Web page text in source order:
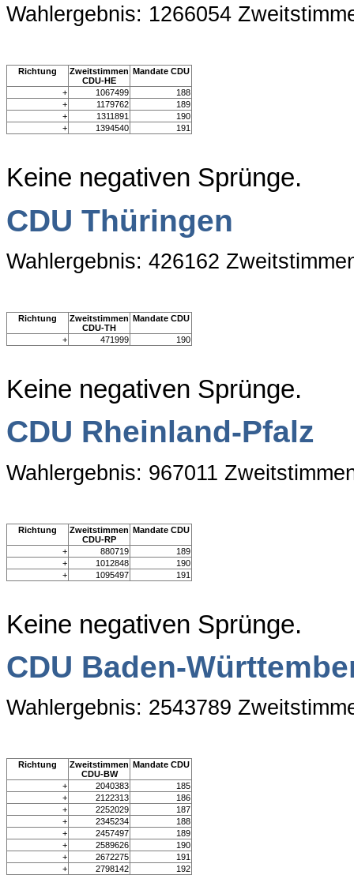
Wahlergebnis: 1266054
Richtung
Zweitstimmen
CDU-HE
Mandate CDU
+ 1067499
188
+
1179762
189
+
1311891
190
+
1394540 191
Keine negativen Sprünge.
CDU Thüringen
Wahlergebnis: 426162
Richtung
Zweitstimmen
CDU-TH
Mandate CDU
+ 471999 190
Keine negativen Sprünge.
CDU Rheinland-Pfalz
Wahlergebnis: 967011
Richtung
Zweitstimmen
CDU-RP
Mandate CDU
+ 880719
189
+
1012848
190
+
1095497 191
Keine negativen Sprünge.
CDU Baden-
Wahlergebnis: 2543789
Richtung
Zweitstimmen
CDU-BW
Mandate CDU
+ 2040383
185
+
2122313
186
+
2252029
187
+
2345234
188
+
2457497
189
+
2589626
190
+
2672275
191
+
2798142
192